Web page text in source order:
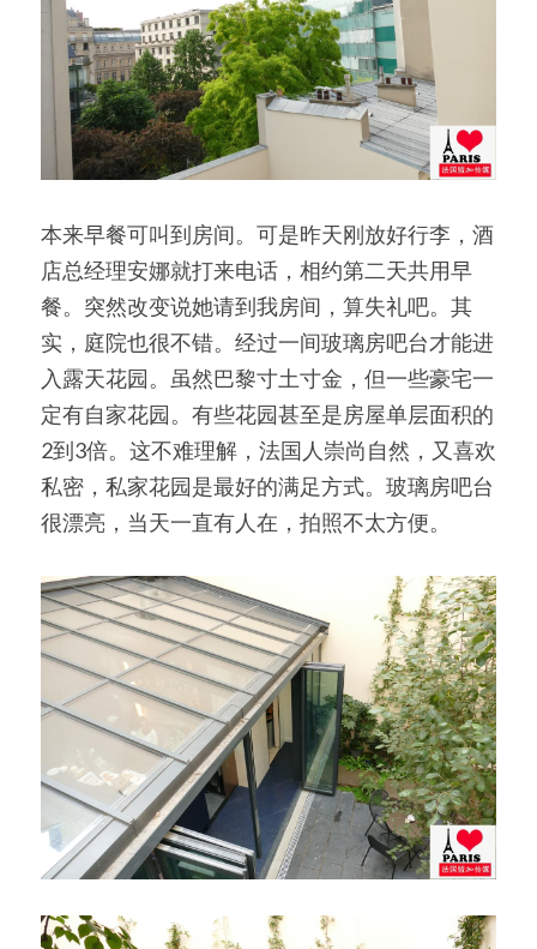
本来早餐可叫到房间。可是昨天刚放好行李，酒
店总经理安娜就打来电话，相约第二天共用早
餐。突然改变说她请到我房间，算失礼吧。其
实，庭院也很不错。经过一间玻璃房吧台才能进
入露天花园。虽然巴黎寸土寸金，但一些豪宅一
定有自家花园。有些花园甚至是房屋单层面积的
2到3倍。这不难理解，法国人崇尚自然，又喜欢
私密，私家花园是最好的满足方式。玻璃房吧台
很漂亮，当天一直有人在，拍照不太方便。